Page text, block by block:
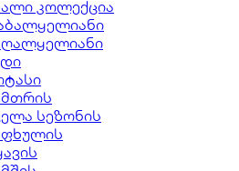
კოლექცია
სეზონის